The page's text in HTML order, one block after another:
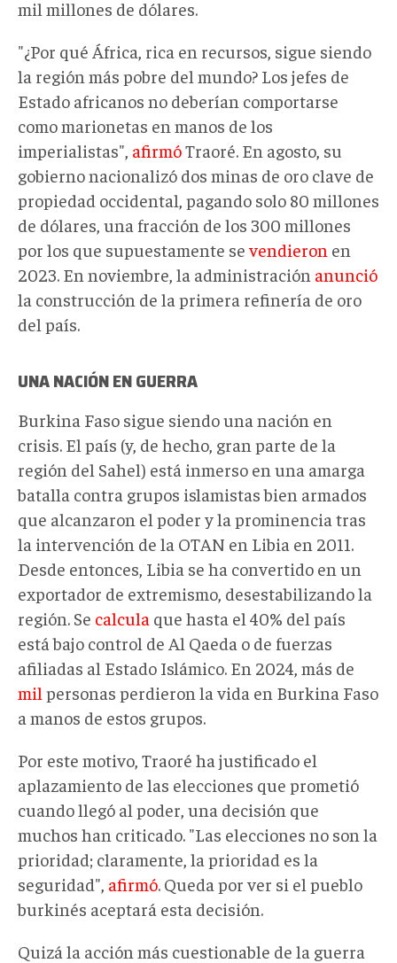
mil millones de dólares.
"¿Por qué África, rica en recursos, sigue siendo
la región más pobre del mundo? Los jefes de
Estado africanos no deberían comportarse
como marionetas en manos de los
imperialistas", afirmóTraoré. En agosto, su
gobierno nacionalizó dos minas de oro clave de
propiedad occidental, pagando solo 80 millones
de dólares, una fracción de los 300 millones
por los que supuestamente sevendieron en
2023. En noviembre, la administración anunció
la construcción de la primera refinería de oro
del país.
UNA NACIÓN EN GUERRA
Burkina Faso sigue siendo una nación en
crisis. El país (y, de hecho, gran parte de la
región del Sahel) está inmerso en una amarga
batalla contra grupos islamistas bien armados
que alcanzaron el poder y la prominencia tras
la intervención de la OTAN en Libia en 2011.
Desde entonces, Libia se ha convertido en un
exportador de extremismo, desestabilizando la
región. Se calcula que hasta el 40% del país
está bajo control de Al Qaeda o de fuerzas
afiliadas al Estado Islámico. En 2024, más de
mil personas perdieron la vida en Burkina Faso
a manos de estos grupos.
Por este motivo, Traoré ha justificado el
aplazamiento de las elecciones que prometió
cuando llegó al poder, una decisión que
muchos han criticado. "Las elecciones no son la
prioridad; claramente, la prioridad es la
seguridad", afirmó. Queda por ver si el pueblo
burkinés aceptará esta decisión.
Quizá la acción más cuestionable de la guerra